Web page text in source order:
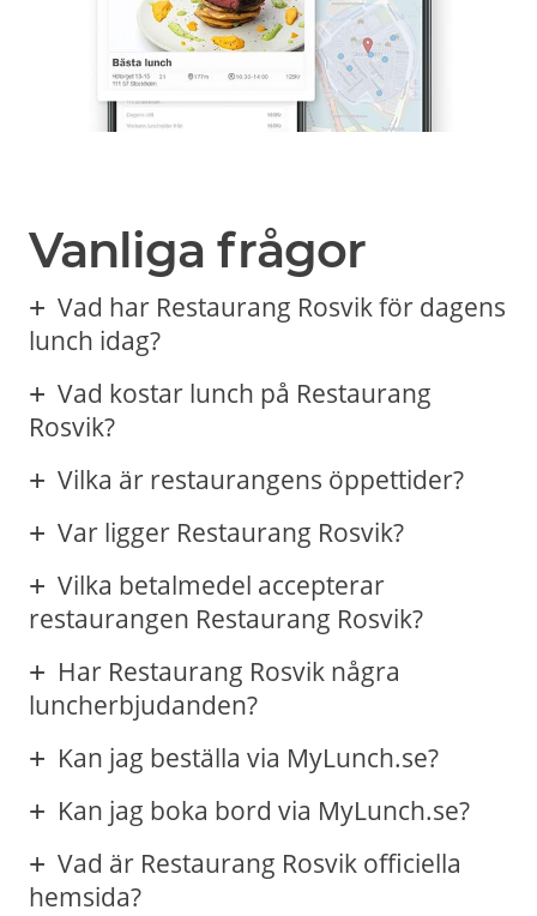
Vanliga frågor
Vad har Restaurang Rosvik för dagens
lunch idag?
Vad kostar lunch på Restaurang
Rosvik?
Vilka är restaurangens öppettider?
Var ligger Restaurang Rosvik?
Vilka betalmedel accepterar
restaurangen Restaurang Rosvik?
Har Restaurang Rosvik några
luncherbjudanden?
Kan jag beställa via MyLunch.se?
Kan jag boka bord via MyLunch.se?
Vad är Restaurang Rosvik officiella
hemsida?